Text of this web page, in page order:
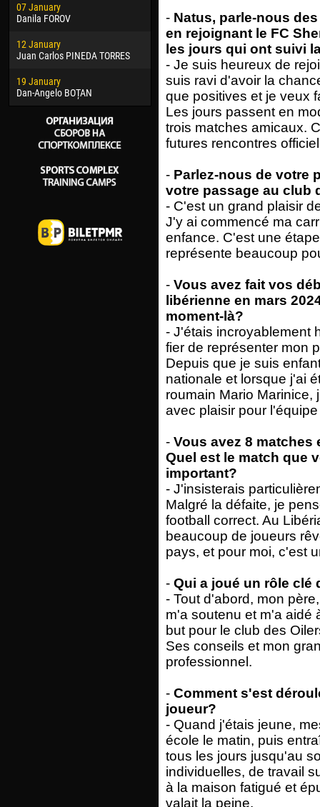
07 January
Danila FOROV
12 January
Juan Carlos PINEDA TORRES
19 January
Dan-Angelo BOȚAN
26 March
Vitor Hugo Morais de OLIVEIRA
28 March
Raí LOPES DE OLIVEIRA
15
Ivan
17
Jair
- Natus, parle-nous
en rejoignant le FC
les jours qui ont suivi
- Je suis heureux de
suis ravi d'avoir la
que positives et je veux
Les jours passent en
trois matches amicaux.
futures rencontres
- Parlez-nous de votre
votre passage au club
- C'est un grand plaisir
J'y ai commencé ma
enfance. C'est une
représente beaucoup
- Vous avez fait vos
libérienne en mars
moment-là?
- J'étais incroyablement
fier de représenter mon
Depuis que je suis
nationale et lorsque j'ai
roumain Mario Marinice,
avec plaisir pour
- Vous avez 8 matches
Quel est le match que
important?
- J'insisterais
Malgré la défaite, je
football correct. Au
beaucoup de joueurs
pays, et pour moi, c'est
- Qui a joué un rôle clé
- Tout d'abord, mon
m'a soutenu et m'a aidé
but pour le club des
Ses conseils et mon
professionnel.
- Comment s'est
joueur?
- Quand j'étais jeune,
école le matin, puis
tous les jours jusqu'au
individuelles, de travail
à la maison fatigué et
valait la peine.